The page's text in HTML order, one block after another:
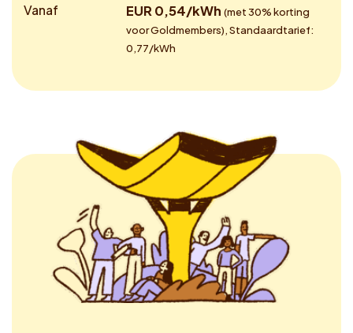
Vanaf EUR 0,54/kWh (met 30% korting
voor Goldmembers), Standaardtarief:
0,77/kWh